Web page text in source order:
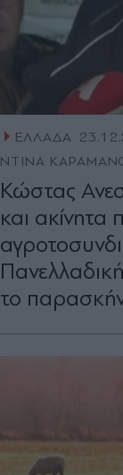
ΕΛΛΑΔΑ
ΝΤΙΝΑ
Κώστας
και ακίνητα
το